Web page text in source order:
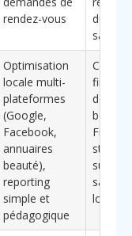
rendez-vous
du
salon
Optimisation
locale multi-
plateformes
(Google,
Facebook,
annuaires
beauté),
reporting
simple et
pédagogique
fine
de
beauté
sur la
locale